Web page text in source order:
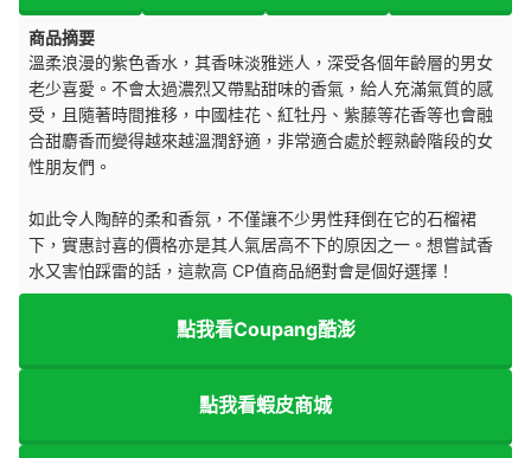
商品摘要
溫柔浪漫的紫色香水，其香味淡雅迷人，深受各個年齡層的男女
老少喜愛。不會太過濃烈又帶點甜味的香氣，給人充滿氣質的感
受，且隨著時間推移，中國桂花、紅牡丹、紫藤等花香等也會融
合甜麝香而變得越來越溫潤舒適，非常適合處於輕熟齡階段的女
性朋友們。
如此令人陶醉的柔和香氛，不僅讓不少男性拜倒在它的石榴裙
下，實惠討喜的價格亦是其人氣居高不下的原因之一。想嘗試香
水又害怕踩雷的話，這款高 CP值商品絕對會是個好選擇！
點我看Coupang酷澎
點我看蝦皮商城